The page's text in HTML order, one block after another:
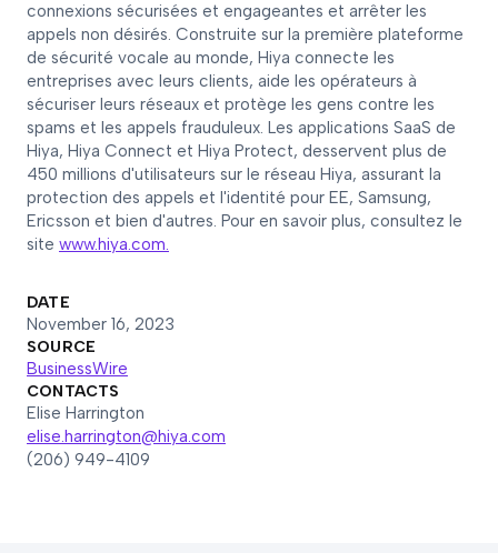
connexions sécurisées et engageantes et arrêter les
appels non désirés. Construite sur la première plateforme
de sécurité vocale au monde, Hiya connecte les
entreprises avec leurs clients, aide les opérateurs à
sécuriser leurs réseaux et protège les gens contre les
spams et les appels frauduleux. Les applications SaaS de
Hiya, Hiya Connect et Hiya Protect, desservent plus de
450 millions d'utilisateurs sur le réseau Hiya, assurant la
protection des appels et l'identité pour EE, Samsung,
Ericsson et bien d'autres. Pour en savoir plus, consultez le
site www.hiya.com.
DATE
November 16, 2023
SOURCE
BusinessWire
CONTACTS
Elise Harrington
elise.harrington@hiya.com
(206) 949-4109